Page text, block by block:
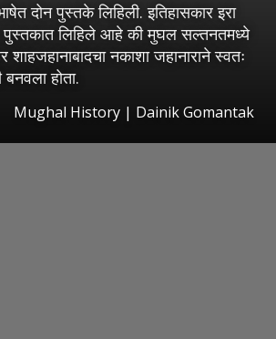
दोन पुस्तके लिहिली. इतिहासकार इरा
पुस्तकात लिहिले आहे की मुघल सल्तनतमध्ये
शाहजहानाबादचा नकाशा जहानाराने स्वतः
होता.
Mughal History | Dainik Gomantak